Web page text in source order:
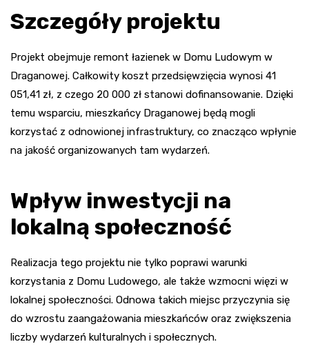
Szczegóły projektu
Projekt obejmuje remont łazienek w Domu Ludowym w
Draganowej. Całkowity koszt przedsięwzięcia wynosi 41
051,41 zł, z czego 20 000 zł stanowi dofinansowanie. Dzięki
temu wsparciu, mieszkańcy Draganowej będą mogli
korzystać z odnowionej infrastruktury, co znacząco wpłynie
na jakość organizowanych tam wydarzeń.
Wpływ inwestycji na
lokalną społeczność
Realizacja tego projektu nie tylko poprawi warunki
korzystania z Domu Ludowego, ale także wzmocni więzi w
lokalnej społeczności. Odnowa takich miejsc przyczynia się
do wzrostu zaangażowania mieszkańców oraz zwiększenia
liczby wydarzeń kulturalnych i społecznych.